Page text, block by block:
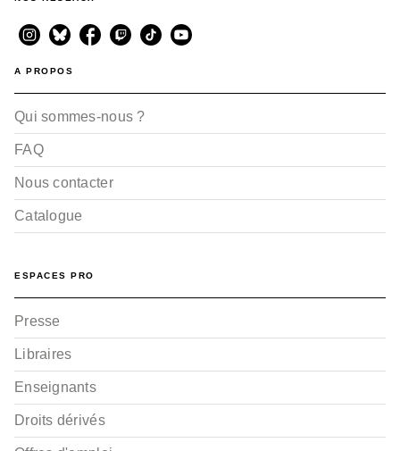
A PROPOS
Qui sommes-nous ?
FAQ
Nous contacter
Catalogue
ESPACES PRO
Presse
Libraires
Enseignants
Droits dérivés